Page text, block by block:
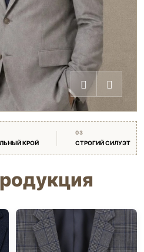
КРОЙ
03
СТРОГИЙ СИЛУЭТ